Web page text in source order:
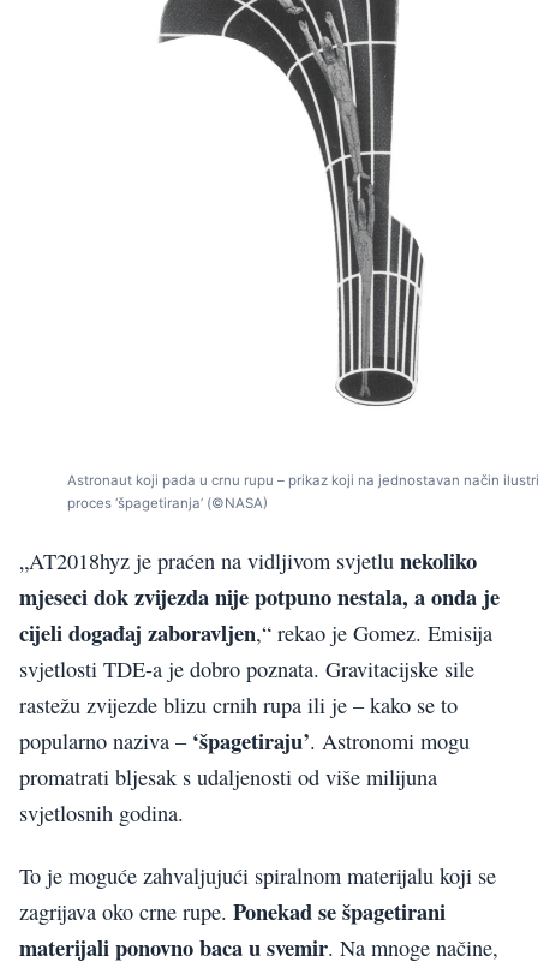
Astronaut koji pada u crnu rupu – prikaz koji na jednostavan način
proces ‘špagetiranja’ (©NASA)
„AT2018hyz je praćen na vidljivom svjetlu nekoliko
mjeseci dok zvijezda nije potpuno nestala, a onda je
cijeli događaj zaboravljen,“ rekao je Gomez. Emisija
svjetlosti TDE-a je dobro poznata. Gravitacijske sile
rastežu zvijezde blizu crnih rupa ili je – kako se to
popularno naziva – ‘špagetiraju’. Astronomi mogu
promatrati bljesak s udaljenosti od više milijuna
svjetlosnih godina.
To je moguće zahvaljujući spiralnom materijalu koji se
zagrijava oko crne rupe. Ponekad se špagetirani
materijali ponovno baca u svemir. Na mnoge načine,